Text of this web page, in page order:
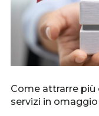
Come attrarre
servizi in omaggio